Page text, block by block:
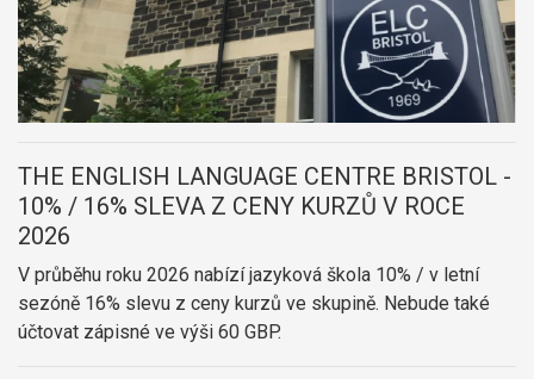
THE ENGLISH LANGUAGE CENTRE BRISTOL -
10% / 16% SLEVA Z CENY KURZŮ V ROCE
2026
V průběhu roku 2026 nabízí jazyková škola 10% / v letní
sezóně 16% slevu z ceny kurzů ve skupině. Nebude také
účtovat zápisné ve výši 60 GBP.